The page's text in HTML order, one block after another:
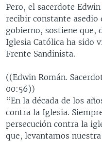
Pero, el sacerdote
recibir constante asedio
gobierno, sostiene que,
Iglesia Católica ha sido
Frente Sandinista.
((Edwin Román.
00:56))
“En la década de los
contra la Iglesia.
persecución contra la
que, levantamos